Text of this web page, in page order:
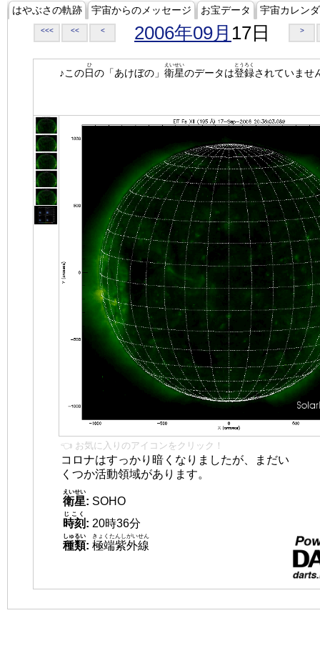
はやぶさの軌跡 宇宙からのメッセージ お宝データ 宇宙カレン
<<< << < 2006年09月 17日 >
♪この日
ひ
の「あけぼの」 衛星
えいせい
のデータは登録
とうろく
されていませ
👈 お気に入りのアイコンをクリック！
コロナはすっかり暗くなりましたが、まだい
くつか活動領域があります。
衛星
えいせい
: SOHO
時刻
じこく
: 20時36分
種類
しゅるい
: 極端紫外線
きょくたんしがいせん